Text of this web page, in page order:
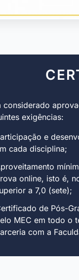
considerado
exigências:
e
cada disciplina;
online, isto é,
a 7,0 (sete);
de Pós-
MEC em todo o
com a